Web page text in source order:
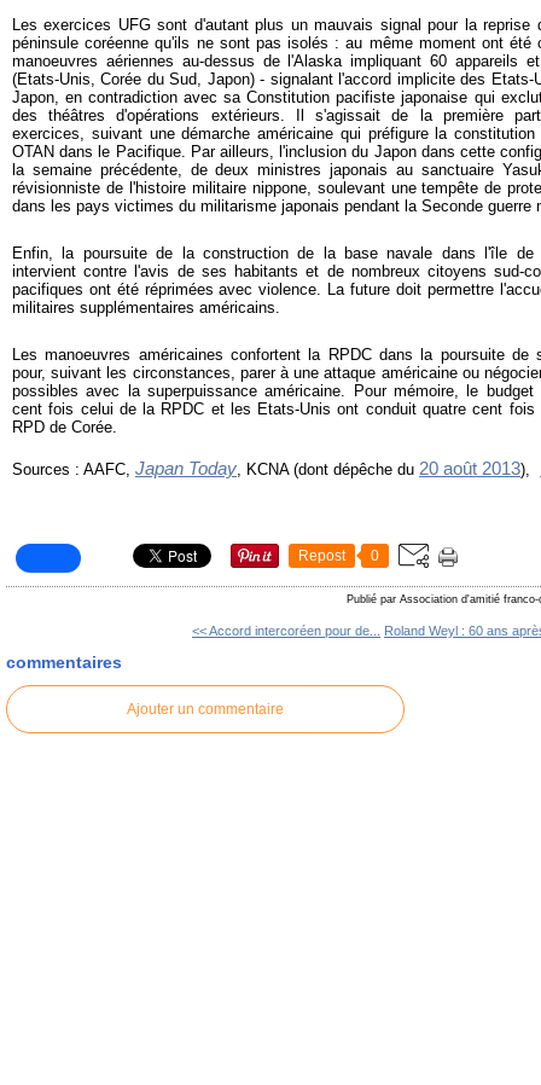
Les exercices UFG sont d'autant plus un mauvais signal pour la reprise
péninsule coréenne qu'ils ne sont pas isolés : au même moment ont été
manoeuvres aériennes au-dessus de l'Alaska impliquant 60 appareils
(Etats-Unis, Corée du Sud, Japon) - signalant l'accord implicite des Etats-
Japon, en contradiction avec sa Constitution pacifiste japonaise qui
des théâtres d'opérations extérieurs. Il s'agissait de la première
exercices, suivant une démarche américaine qui préfigure la
OTAN dans le Pacifique. Par ailleurs, l'inclusion du Japon dans cette
la semaine précédente, de deux ministres japonais au sanctuaire
révisionniste de l'histoire militaire nippone, soulevant une tempête de
dans les pays victimes du militarisme japonais pendant la Seconde guerre
Enfin, la poursuite de la construction de la base navale dans l'île
intervient contre l'avis de ses habitants et de nombreux citoyens sud-
pacifiques ont été réprimées avec violence. La future doit permettre
militaires supplémentaires américains.
Les manoeuvres américaines confortent la RPDC dans la poursuite de
pour, suivant les circonstances, parer à une attaque américaine ou
possibles avec la superpuissance américaine. Pour mémoire, le
cent fois celui de la RPDC et les Etats-Unis ont conduit quatre cent fois
RPD de Corée.
Sources : AAFC, Japan Today, KCNA (dont dépêche du 20 août 2013),
Repost 0
Publié par Association d'amitié franco-
<< Accord intercoréen pour de... Roland Weyl : 60 ans
commentaires
Ajouter un commentaire